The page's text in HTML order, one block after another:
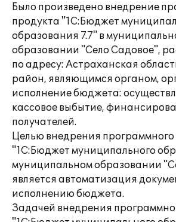
Было произведено внедрение
продукта "1С:Бюджет
образования 7.7" в
образовании "Село Садовое",
по адресу: Астраханская
район, являющимся органом,
исполнение бюджета:
кассовое выбытие,
получателей.
Целью внедрения программного
"1С:Бюджет муниципального
муниципальном образовании
является автоматизация
исполнению бюджета.
Задачей внедрения